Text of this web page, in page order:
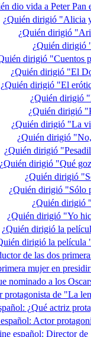
dio vida a Peter
¿Quién dirigió "Alicia
¿Quién dirigió
¿Quién dirigió
dirigió "Cuentos
¿Quién dirigió "El
¿Quién dirigió "El
¿Quién dirigió
¿Quién dirigió
¿Quién dirigió "La
¿Quién dirigió
¿Quién dirigió
¿Quién dirigió "Qué
¿Quién dirigió
¿Quién dirigió "Sólo
¿Quién dirigió
¿Quién dirigió "Yo
¿Quién dirigió la
dirigió la película
de las dos
mujer en
nominado a los
protagonista de "La
¿Qué actriz
Actor
español: Director